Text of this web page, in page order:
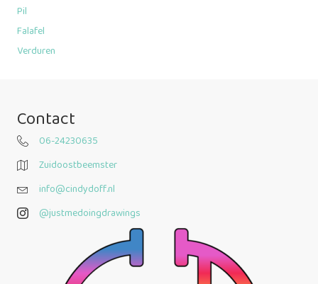
Pil
Falafel
Verduren
Contact
06-24230635
Zuidoostbeemster
info@cindydoff.nl
@justmedoingdrawings
@justmedoingdrawings